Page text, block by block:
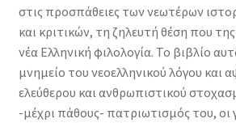
στις προσπάθειες των νεωτέρων
και κριτικών, τη ζηλευτή θέση που
νέα Ελληνική φιλολογία. Το βιβλίο
μνημείο του νεοελληνικού λόγου και
ελεύθερου και ανθρωπιστικού
-μέχρι πάθους- πατριωτισμός του, οι